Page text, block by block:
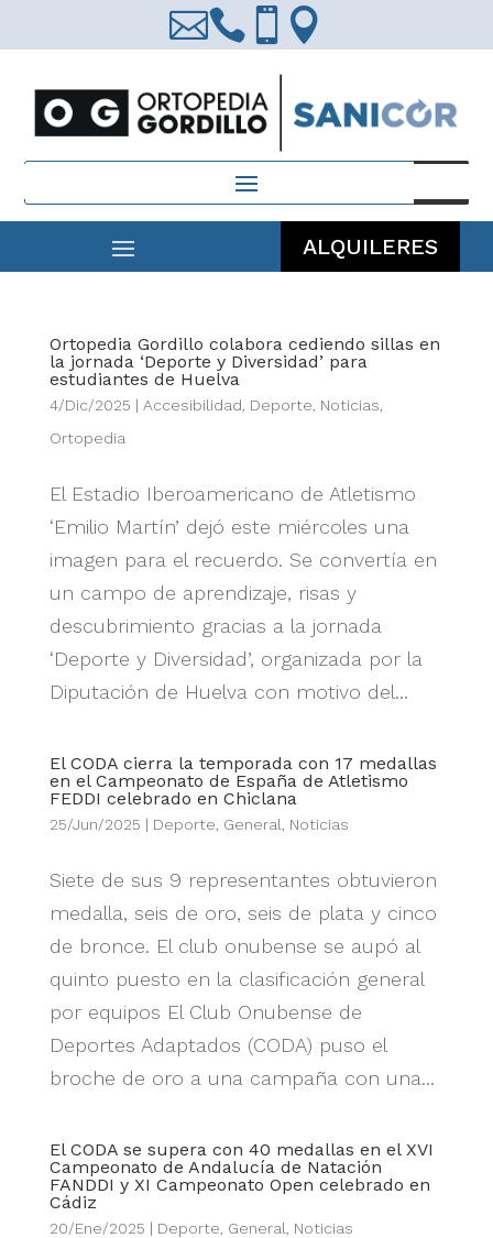
  
Búsqueda
productos
ALQUILERES
Ortopedia Gordillo colabora cediendo sillas en
la jornada ‘Deporte y Diversidad’ para
estudiantes de Huelva
4/Dic/2025 | Accesibilidad Deporte Noticias
Ortopedia
El Estadio Iberoamericano de Atletismo
‘Emilio Martín’ dejó este miércoles una
imagen para el recuerdo. Se convertía en
un campo de aprendizaje, risas y
descubrimiento gracias a la jornada
‘Deporte y Diversidad’, organizada por la
Diputación de Huelva con motivo del...
El CODA cierra la temporada con 17 medallas
en el Campeonato de España de Atletismo
FEDDI celebrado en Chiclana
25/Jun/2025 | Deporte General Noticias
Siete de sus 9 representantes obtuvieron
medalla, seis de oro, seis de plata y cinco
de bronce. El club onubense se aupó al
quinto puesto en la clasificación general
por equipos El Club Onubense de
Deportes Adaptados (CODA) puso el
broche de oro a una campaña con una...
El CODA se supera con 40 medallas en el XVI
Campeonato de Andalucía de Natación
FANDDI y XI Campeonato Open celebrado en
Cádiz
20/Ene/2025 | Deporte General Noticias